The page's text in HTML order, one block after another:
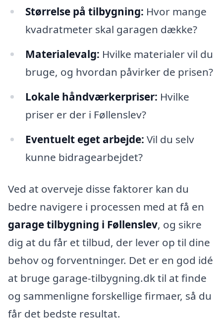
Størrelse på tilbygning: Hvor mange
kvadratmeter skal garagen dække?
Materialevalg: Hvilke materialer vil du
bruge, og hvordan påvirker de prisen?
Lokale håndværkerpriser: Hvilke
priser er der i Føllenslev?
Eventuelt eget arbejde: Vil du selv
kunne bidragearbejdet?
Ved at overveje disse faktorer kan du
bedre navigere i processen med at få en
garage tilbygning i Føllenslev, og sikre
dig at du får et tilbud, der lever op til dine
behov og forventninger. Det er en god idé
at bruge garage-tilbygning.dk til at finde
og sammenligne forskellige firmaer, så du
får det bedste resultat.